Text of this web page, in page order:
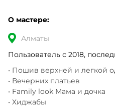
О мастере:
Алматы
Пользователь с 2018,
• Пошив верхней и легкой
• Вечерних платьев
• Family look Мама и дочка
• Хиджабы